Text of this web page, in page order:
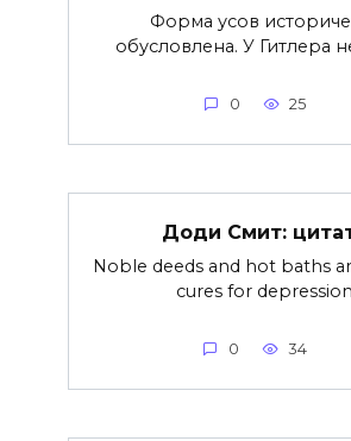
Форма усов
обусловлена. У Гитлера
0 25
Доди Смит:
Noble deeds and hot baths
cures for
0 34